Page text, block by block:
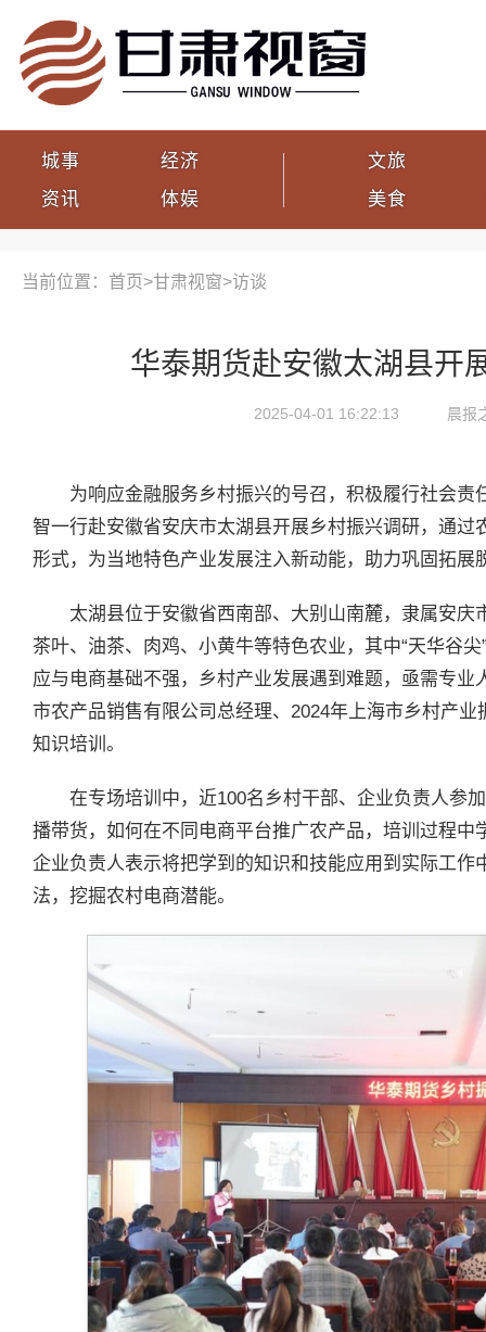
城事
资讯
经济
体娱
文旅
美食
当前位置：首页>甘肃视窗>访谈
华泰期货赴安徽太湖县开
2025-04-01 16:22:13 晨报
为响应金融服务乡村振兴的号召，积极履行社会
智一行赴安徽省安庆市太湖县开展乡村振兴调研，通
形式，为当地特色产业发展注入新动能，助力巩固拓展
太湖县位于安徽省西南部、大别山南麓，隶属安
茶叶、油茶、肉鸡、小黄牛等特色农业，其中“天华谷
应与电商基础不强，乡村产业发展遇到难题，亟需专
市农产品销售有限公司总经理、2024年上海市乡村产
知识培训。
在专场培训中，近100名乡村干部、企业负责人参
播带货，如何在不同电商平台推广农产品，培训过程
企业负责人表示将把学到的知识和技能应用到实际工
法，挖掘农村电商潜能。